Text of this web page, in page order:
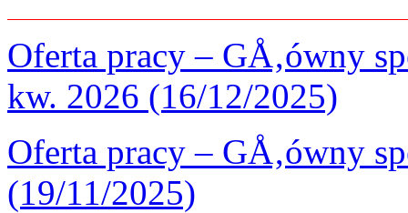
Oferta pracy – GÅ‚ówny
kw. 2026 (16/12/2025)
Oferta pracy – GÅ‚ówny
(19/11/2025)